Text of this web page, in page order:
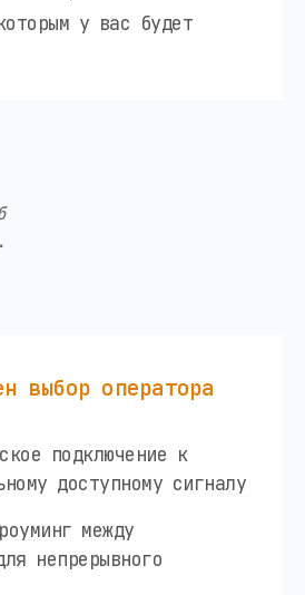
у вас будет
выбор оператора
подключение к
доступному сигналу
между
непрерывного